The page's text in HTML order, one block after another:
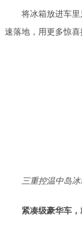
将冰箱放进车
速落地，用更多惊喜
三重控温中岛冰
紧凑级豪华车